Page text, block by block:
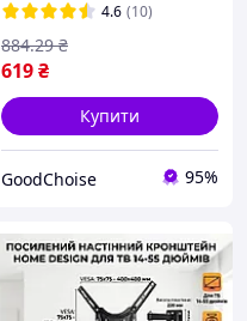
4.6 (10)
619₴
884.29 ₴
Купити
GoodChoise 95%